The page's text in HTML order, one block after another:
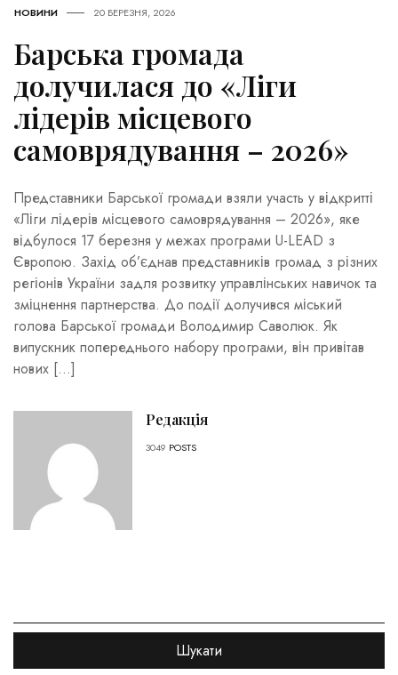
НОВИНИ 20 БЕРЕЗНЯ, 2026
Барська громада
долучилася до «Ліги
лідерів місцевого
самоврядування – 2026»
Представники Барської громади взяли участь у відкритті
«Ліги лідерів місцевого самоврядування – 2026», яке
відбулося 17 березня у межах програми U-LEAD з
Європою. Захід об’єднав представників громад з різних
регіонів України задля розвитку управлінських навичок та
зміцнення партнерства. До події долучився міський
голова Барської громади Володимир Саволюк. Як
випускник попереднього набору програми, він привітав
нових […]
Редакція
3049 POSTS